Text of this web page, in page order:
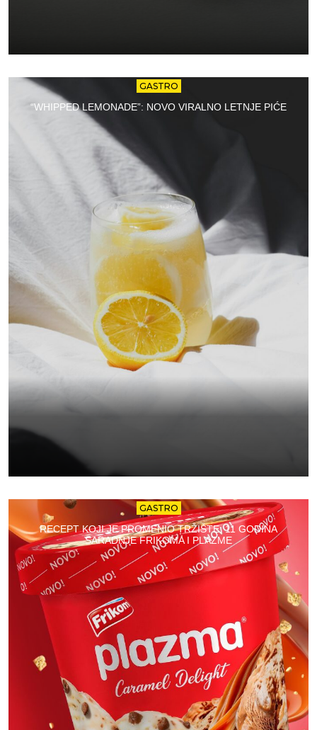
GASTRO
“WHIPPED LEMONADE”: NOVO VIRALNO LETNJE PIĆE
GASTRO
RECEPT KOJI JE PROMENIO TRŽIŠTE: 11 GODINA
SARADNJE FRIKOMA I PLAZME